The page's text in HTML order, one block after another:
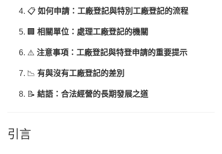
📋 如何申請：工廠登記與特別工廠登記的流程
🏢 相關單位：處理工廠登記的機關
⚠️ 注意事項：工廠登記與特登申請的重要提示
📉 有與沒有工廠登記的差別
📝 結語：合法經營的長期發展之道
引言